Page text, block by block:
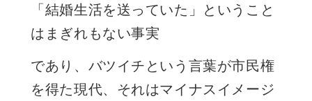
「結婚生活を送っていた」ということ
はまぎれもない事実
であり、バツイチという言葉が市民権
を得た現代、それはマイナスイメージ